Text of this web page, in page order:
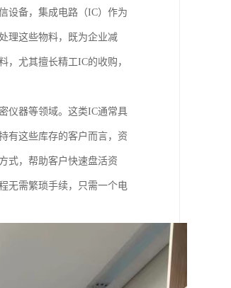
设备，集成电路（IC）作为
理这些物料，既为企业减
，尤其擅长精工IC的收购，
仪器等领域。这类IC通常具
有这些库存的客户而言，资
式，帮助客户快速盘活资
无需繁琐手续，只需一个电